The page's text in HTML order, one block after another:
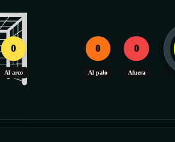
0
Al arco
0
Al palo
0
Afuera